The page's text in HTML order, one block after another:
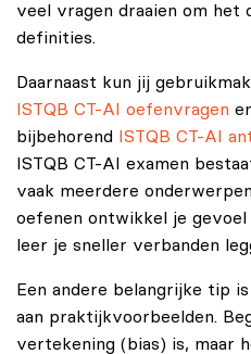
veel vragen draaien om
definities.
Daarnaast kun jij
ISTQB CT-AI oefenvragen
bijbehorend
ISTQB CT-AI
ISTQB CT-AI examen
vaak meerdere
oefenen ontwikkel je
leer je sneller verbanden
Een andere belangrijke tip
aan praktijkvoorbeelden.
vertekening (bias) is, maar